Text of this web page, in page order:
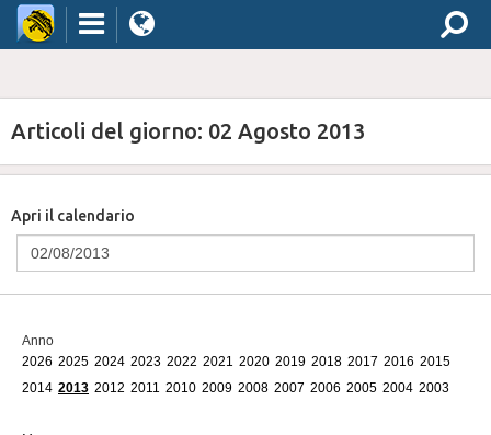
Articoli del giorno: 02 Agosto 2013
Apri il calendario
Anno
2026 2025 2024 2023 2022 2021 2020 2019 2018 2017 2016 2015
2014 2013 2012 2011 2010 2009 2008 2007 2006 2005 2004 2003